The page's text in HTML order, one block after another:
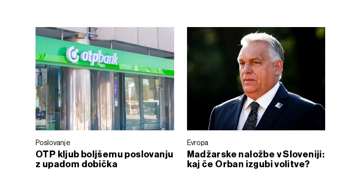
Poslovanje
OTP kljub boljšemu poslovanju
z upadom dobička
Evropa
Madžarske naložbe v Sloveniji:
kaj če Orban izgubi volitve?